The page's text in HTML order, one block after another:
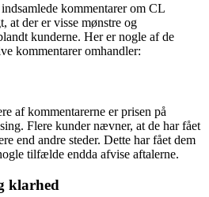
kommentarer om CL
at der er visse mønstre og
kunderne. Her er nogle af de
kommentarer omhandler:
af kommentarerne er prisen på
Flere kunder nævner, at de har fået
end andre steder. Dette har fået dem
tilfælde endda afvise aftalerne.
klarhed